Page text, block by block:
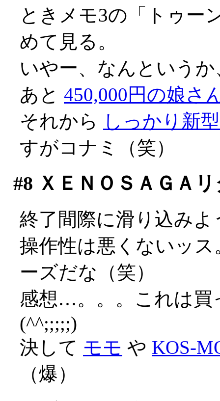
ときメモ3の「トゥー
めて見る。
いやー、なんという
あと 450,000円の娘さ
それから しっかり新
すがコナミ（笑）
#8 ＸＥＮＯＳＡＧＡ
終了間際に滑り込み
操作性は悪くないッ
ーズだな（笑）
感想…。。。これは
(^^;;;;;)
決して モモ や KOS-
（爆）